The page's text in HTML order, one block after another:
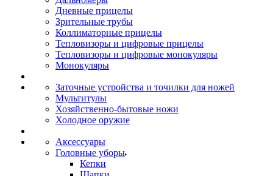
Дневные прицелы
Зрительные трубы
Коллиматорные прицелы
Тепловизоры и цифровые прицелы
Тепловизоры и цифровые монокуляры
Монокуляры
Заточные устройства и точилки для ножей
Мультитулы
Хозяйственно-бытовые ножи
Холодное оружие
Аксессуары
Головные уборы
Кепки